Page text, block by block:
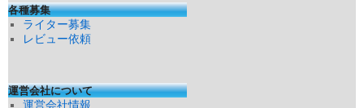
各種募集
ライター募集
レビュー依頼
運営会社について
運営会社情報